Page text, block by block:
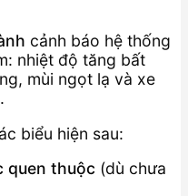
cảnh báo hệ thống
nhiệt độ tăng bất
mùi ngọt lạ và xe
biểu hiện sau:
quen thuộc (dù chưa